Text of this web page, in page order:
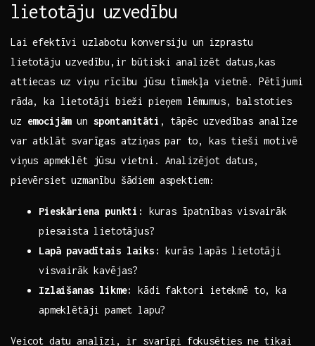
lietotāju uzvedību
Lai efektīvi uzlabotu ‍konversiju un ⁣izprastu
lietotāju uzvedību,ir būtiski analizēt datus,kas
attiecas ‍uz viņu rīcību jūsu tīmekļa vietnē. Pētījumi
rāda, ka lietotāji bieži ‍pieņem lēmumus, balstoties⁢
uz emocijāmun spontanitāti , ‌tāpēc uzvedības analīze
var atklāt svarīgas atziņas ⁤par ⁤to, kas tieši‌ motivē
viņus apmeklēt jūsu vietni. Analizējot datus,⁤
pievērsiet uzmanību šādiem aspektiem:
Pieskāriena punkti:
kuras īpatnības visvairāk
piesaista lietotājus?
Lapā pavadītais laiks: kurās lapās lietotāji ​
visvairāk kavējas?
Izlaišanas likme:
kādi faktori ietekmē to, ka
apmeklētāji pamet lapu?
Veicot datu analīzi,⁤ ir svarīgi fokusēties ne tikai